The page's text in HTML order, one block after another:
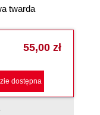
twarda
55,00 zł
dostępna